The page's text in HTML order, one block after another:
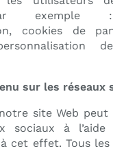
exemple
cookies de
sur les réseaux
site Web peut
sociaux à l’aide
cet effet. Tous